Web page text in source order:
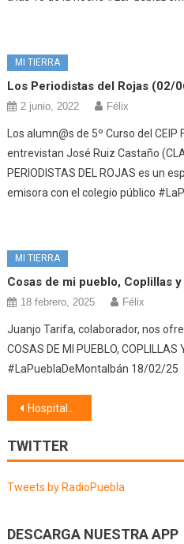
MI TIERRA
Los Periodistas del Rojas (02/
2 junio, 2022 Félix
Los alumn@s de 5º Curso del CEIP
entrevistan José Ruiz Castaño
PERIODISTAS DEL ROJAS es un
emisora con el colegio público
MI TIERRA
Cosas de mi pueblo, Coplillas
18 febrero, 2025 Félix
Juanjo Tarifa, colaborador, nos
COSAS DE MI PUEBLO,
#LaPueblaDeMontalbán 18/02/25
Navegación
de
entradas
Hospitalarios de Toledo (04/05/26)
TWITTER
Tweets by RadioPuebla
DESCARGA NUESTRA APP